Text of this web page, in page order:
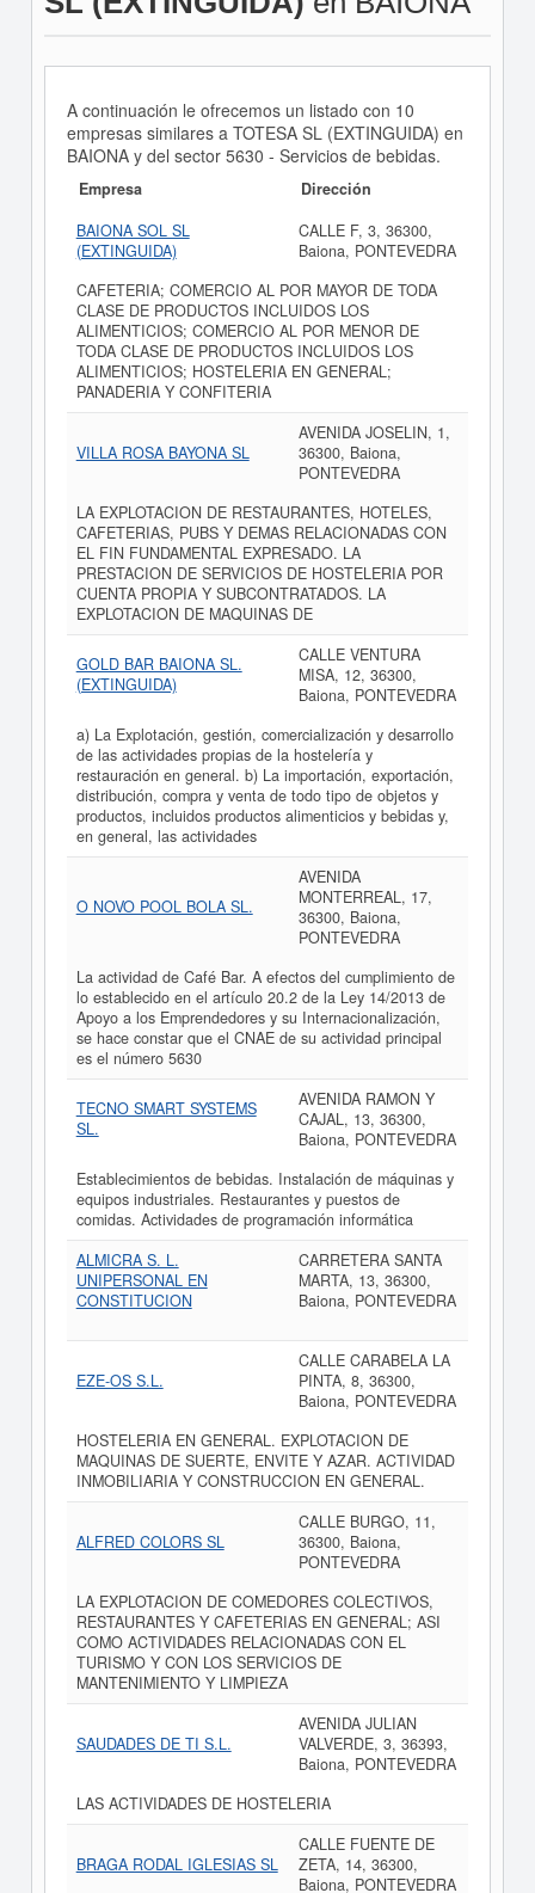
A continuación le ofrecemos un listado con 10
empresas similares a TOTESA SL (EXTINGUIDA) en
BAIONA y del sector 5630 - Servicios de bebidas.
Empresa
Dirección
BAIONA SOL SL
(EXTINGUIDA)
CALLE F, 3, 36300,
Baiona, PONTEVEDRA
CAFETERIA; COMERCIO AL POR MAYOR DE TODA
CLASE DE PRODUCTOS INCLUIDOS LOS
ALIMENTICIOS; COMERCIO AL POR MENOR DE
TODA CLASE DE PRODUCTOS INCLUIDOS LOS
ALIMENTICIOS; HOSTELERIA EN GENERAL;
PANADERIA Y CONFITERIA
VILLA ROSA BAYONA SL
AVENIDA JOSELIN, 1,
36300, Baiona,
PONTEVEDRA
LA EXPLOTACION DE RESTAURANTES, HOTELES,
CAFETERIAS, PUBS Y DEMAS RELACIONADAS CON
EL FIN FUNDAMENTAL EXPRESADO. LA
PRESTACION DE SERVICIOS DE HOSTELERIA POR
CUENTA PROPIA Y SUBCONTRATADOS. LA
EXPLOTACION DE MAQUINAS DE
GOLD BAR BAIONA SL.
(EXTINGUIDA)
CALLE VENTURA
MISA, 12, 36300,
Baiona, PONTEVEDRA
a) La Explotación, gestión, comercialización y desarrollo
de las actividades propias de la hostelería y
restauración en general. b) La importación, exportación,
distribución, compra y venta de todo tipo de objetos y
productos, incluidos productos alimenticios y bebidas y,
en general, las actividades
O NOVO POOL BOLA SL.
AVENIDA
MONTERREAL, 17,
36300, Baiona,
PONTEVEDRA
La actividad de Café Bar. A efectos del cumplimiento de
lo establecido en el artículo 20.2 de la Ley 14/2013 de
Apoyo a los Emprendedores y su Internacionalización,
se hace constar que el CNAE de su actividad principal
es el número 5630
TECNO SMART SYSTEMS
SL.
AVENIDA RAMON Y
CAJAL, 13, 36300,
Baiona, PONTEVEDRA
Establecimientos de bebidas. Instalación de máquinas y
equipos industriales. Restaurantes y puestos de
comidas. Actividades de programación informática
ALMICRA S. L.
UNIPERSONAL EN
CONSTITUCION
CARRETERA SANTA
MARTA, 13, 36300,
Baiona, PONTEVEDRA
EZE-OS S.L.
CALLE CARABELA LA
PINTA, 8, 36300,
Baiona, PONTEVEDRA
HOSTELERIA EN GENERAL. EXPLOTACION DE
MAQUINAS DE SUERTE, ENVITE Y AZAR. ACTIVIDAD
INMOBILIARIA Y CONSTRUCCION EN GENERAL.
ALFRED COLORS SL
CALLE BURGO, 11,
36300, Baiona,
PONTEVEDRA
LA EXPLOTACION DE COMEDORES COLECTIVOS,
RESTAURANTES Y CAFETERIAS EN GENERAL; ASI
COMO ACTIVIDADES RELACIONADAS CON EL
TURISMO Y CON LOS SERVICIOS DE
MANTENIMIENTO Y LIMPIEZA
SAUDADES DE TI S.L.
AVENIDA JULIAN
VALVERDE, 3, 36393,
Baiona, PONTEVEDRA
LAS ACTIVIDADES DE HOSTELERIA
BRAGA RODAL IGLESIAS SL
CALLE FUENTE DE
ZETA, 14, 36300,
Baiona, PONTEVEDRA